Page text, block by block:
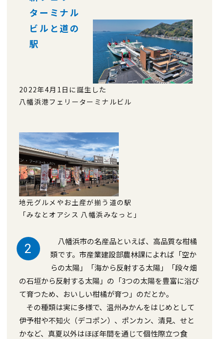
ターミナル
ビルと道の
駅
2022年4月1日に誕生した
八幡浜港フェリーターミナルビル
地元グルメやお土産が揃う道の駅
「みなとオアシス 八幡浜みなっと」
2
八幡浜市の名産品といえば、高品質な柑橘
類です。市産業建設部農林課によれば「空か
らの太陽」「海から反射する太陽」「段々畑
の石垣から反射する太陽」の「3つの太陽を豊富に浴び
て育つため、おいしい柑橘が育つ」のだとか。
その種類は実に多様で、温州みかんをはじめとして
伊予柑や不知火（デコポン）、ポンカン、清見、せと
かなど、真夏以外はほぼ年間を通じて個性際立つ食